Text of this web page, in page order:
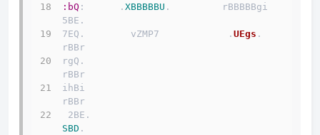
:bQ :      . XBBBBBU .         rBBBBBgi
5BE.
7EQ.        vZMP7            . UEgs .
rBBr
rgQ.
rBBr
ihBi
rBBr
SBD .